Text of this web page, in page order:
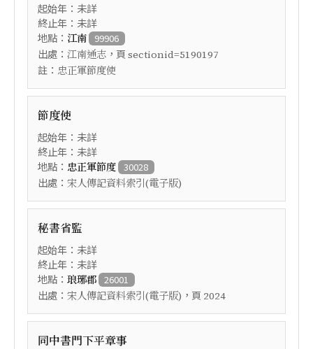
起始年：未詳
終止年：未詳
地點： 江南 99906
出處： 江南通志 ，頁 sectionid=5190197
註： 忠正軍節度使
節度使
起始年：未詳
終止年：未詳
地點： 忠正軍節度 30028
出處： 宋人傳記資料索引(電子版)
秘書省監
起始年：未詳
終止年：未詳
地點： 琅琊郡 26001
出處： 宋人傳記資料索引(電子版) ，頁 2024
同中書門下平章事